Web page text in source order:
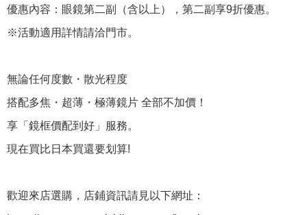
優惠內容：眼鏡第二副（含以上），第二副享9折優惠。
※活動適用詳情請洽門市。
無論任何度數・散光程度
搭配多焦・超薄・極薄鏡片 全部不加價！
享「鏡框價配到好」服務。
現在買比日本買還要划算!
歡迎來店選購，店鋪資訊請見以下網址：